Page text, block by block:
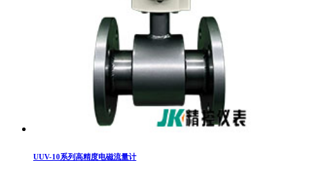
UUV-10系列高精度电磁流量计